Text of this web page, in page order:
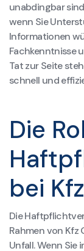
unabdingbar
wenn Sie
Informationen
Fachkenntnisse
Tat zur Seite
schnell und
Die
bei
Die
Rahmen von
Unfall. Wenn Sie